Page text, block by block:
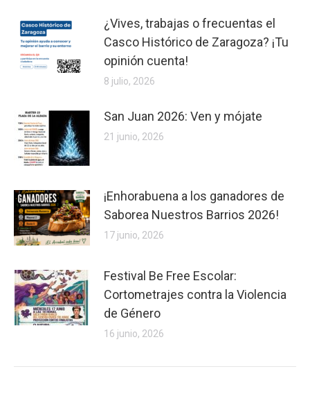
¿Vives, trabajas o frecuentas el
Casco Histórico de Zaragoza? ¡Tu
opinión cuenta!
8 julio, 2026
San Juan 2026: Ven y mójate
21 junio, 2026
¡Enhorabuena a los ganadores de
Saborea Nuestros Barrios 2026!
17 junio, 2026
Festival Be Free Escolar:
Cortometrajes contra la Violencia
de Género
16 junio, 2026